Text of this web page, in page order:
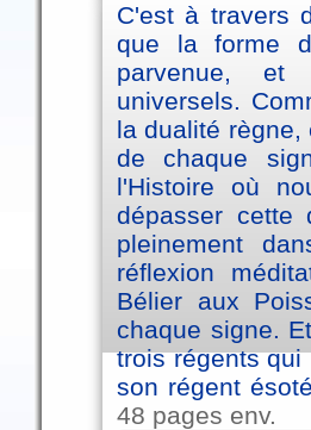
C'est à travers
que la forme
parvenue, et
universels.
la dualité
de chaque
l'Histoire où
dépasser cette
pleinement
réflexion
Bélier aux
chaque signe.
trois régents
son régent
48 pages env.